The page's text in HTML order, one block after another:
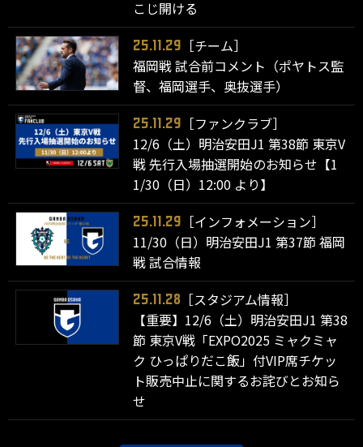
こじ開ける
25.11.29
［チーム］
福岡戦 試合前コメント（ポヤトス監
督、福岡選手、奥抜選手）
25.11.29
［ファンクラブ］
12/6（土）明治安田J1 第38節 東京V
戦 先行入場抽選開始のお知らせ【1
1/30（日）12:00 より】
25.11.29
［インフォメーション］
11/30（日）明治安田J1 第37節 福岡
戦 試合情報
25.11.28
［スタジアム情報］
【重要】12/6（土）明治安田J1 第38
節 東京V戦「EXPO2025 ミャクミャ
ク ひっぱりだこ飯」付VIP席チケッ
ト販売中止に関するお詫びとお知ら
せ